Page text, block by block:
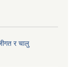
र चालु